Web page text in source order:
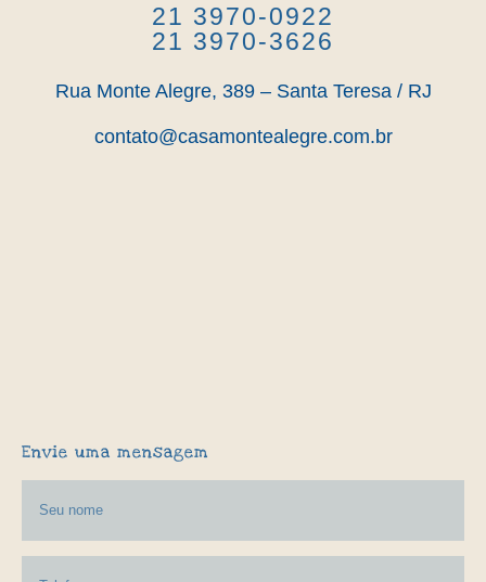
21 3970-0922
21 3970-3626
Rua Monte Alegre, 389 – Santa Teresa / RJ
contato@casamontealegre.com.br
Envie uma mensagem